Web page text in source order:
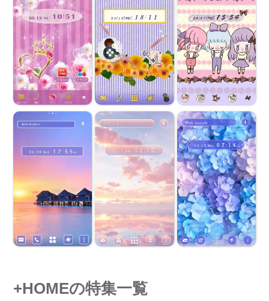
+HOMEの特集一覧